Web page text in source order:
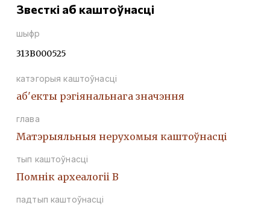
Звесткі аб каштоўнасці
шыфр
313В000525
катэгорыя каштоўнасці
аб'екты рэгіянальнага значэння
глава
Матэрыяльныя нерухомыя каштоўнасці
тып каштоўнасці
Помнiк археалогii В
падтып каштоўнасці